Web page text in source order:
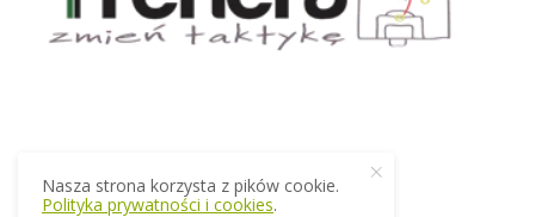
Nasza strona korzysta z pików cookie.
Polityka prywatności i cookies.